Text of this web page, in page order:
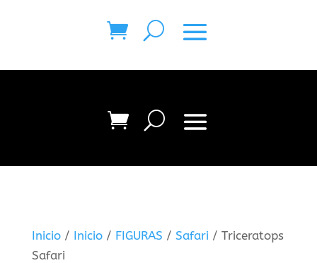
Inicio/ Inicio/ FIGURAS / Safari / Triceratops
Safari